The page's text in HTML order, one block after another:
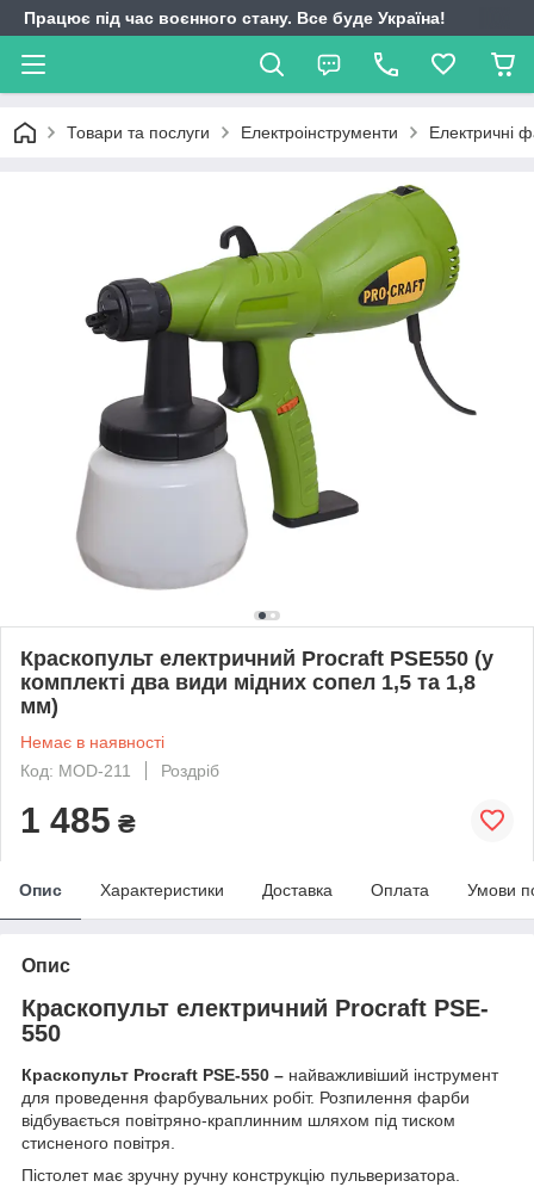
Працює під час воєнного стану. Все буде Україна!
Товари та послуги Електроінструменти Електричні
Краскопульт електричний Procraft PSE550 (у
комплекті два види мідних сопел 1,5 та 1,8
мм)
Немає в наявності
Код: MOD-211
Роздріб
1 485 ₴
Опис Характеристики Доставка Оплата Умови
Опис
Краскопульт електричний Procraft PSE-
550
Краскопульт Procraft PSE-550 – найважливіший інструмент
для проведення фарбувальних робіт. Розпилення фарби
відбувається повітряно-краплинним шляхом під тиском
стисненого повітря.
Пістолет має зручну ручну конструкцію пульверизатора.